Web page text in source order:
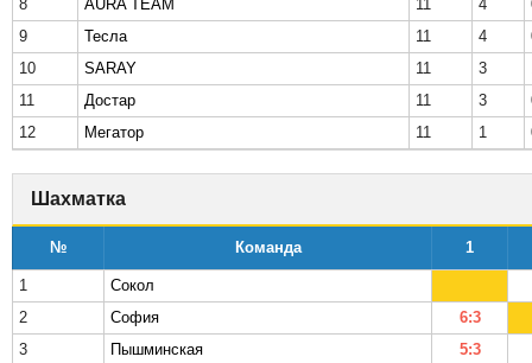
8
AURA TEAM 11 4
9
Тесла 11 4
10
SARAY 11 3
11
Достар 11 3
12
Мегатор 11 1
Шахматка
№ Команда 1
1
Сокол
2
София
6:3
3
Пышминская
5:3